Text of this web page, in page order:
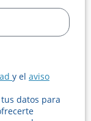
y el aviso
datos para